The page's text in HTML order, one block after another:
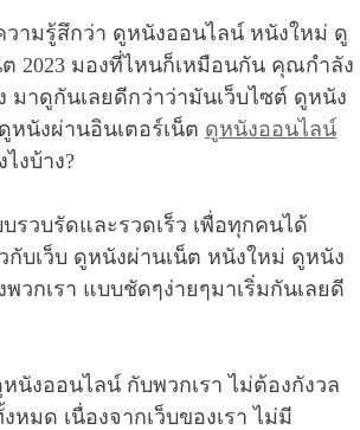
วามรู้สึกว่า ดูหนังออนไลน์ หนังใหม่ ดู
2023 มองที่ไหนก็เหมือนกัน คุณกำลัง
มาดูกันเลยดีกว่าว่ามันเว็บไซต์ ดูหนัง
นังผ่านอินเตอร์เน็ต ดูหนังออนไลน์
งบ้าง?
รวบรัดและรวดเร็ว เพื่อทุกคนได้
กับเว็บ ดูหนังผ่านเน็ต หนังใหม่ ดูหนัง
พวกเรา แบบชัดๆง่ายๆมาเริ่มกันเลยดี
นังออนไลน์ กับพวกเรา ไม่ต้องกังวล
หมด เนื่องจากเว็บของเรา ไม่มี